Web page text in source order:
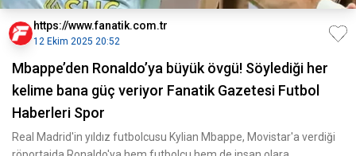
https://www.fanatik.com.tr
12 Ekim 2025 20:52
Mbappe’den Ronaldo’ya büyük övgü! Söylediği her
kelime bana güç veriyor Fanatik Gazetesi Futbol
Haberleri Spor
Real Madrid'in yıldız futbolcusu Kylian Mbappe, Movistar'a verdiği